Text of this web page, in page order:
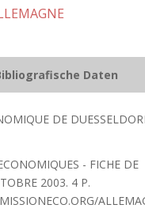
Daten
DE
- FICHE DE
2003. 4 P.